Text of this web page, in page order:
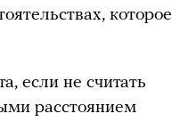
которое
если не считать
расстоянием